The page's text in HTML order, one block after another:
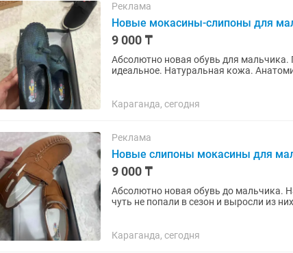
Реклама
Новые мокасины-слипоны для
9 000 ₸
Абсолютно новая обувь для мальчика.
идеальное. Натуральная кожа.
Караганда, сегодня
Реклама
Новые слипоны мокасины для
9 000 ₸
Абсолютно новая обувь до мальчика.
чуть не попали в сезон и выросли из
Караганда, сегодня